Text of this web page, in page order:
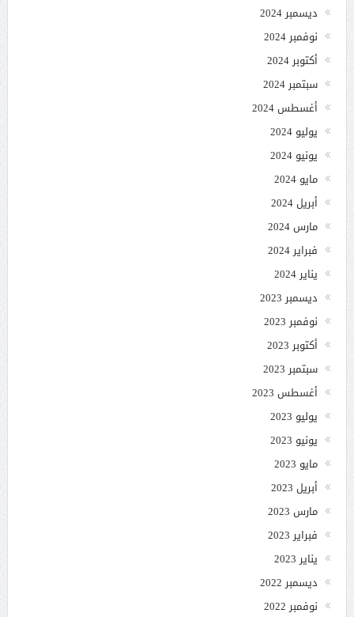
ديسمبر 2024
نوفمبر 2024
أكتوبر 2024
سبتمبر 2024
أغسطس 2024
يوليو 2024
يونيو 2024
مايو 2024
أبريل 2024
مارس 2024
فبراير 2024
يناير 2024
ديسمبر 2023
نوفمبر 2023
أكتوبر 2023
سبتمبر 2023
أغسطس 2023
يوليو 2023
يونيو 2023
مايو 2023
أبريل 2023
مارس 2023
فبراير 2023
يناير 2023
ديسمبر 2022
نوفمبر 2022